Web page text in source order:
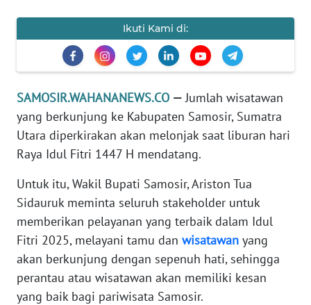
Ikuti Kami di:
SAMOSIR.WAHANANEWS.CO —Jumlah wisatawan
yang berkunjung ke Kabupaten Samosir, Sumatra
Utara diperkirakan akan melonjak saat liburan hari
Raya Idul Fitri 1447 H mendatang.
Untuk itu, Wakil Bupati Samosir, Ariston Tua
Sidauruk meminta seluruh stakeholder untuk
memberikan pelayanan yang terbaik dalam Idul
Fitri 2025, melayani tamu dan wisatawan yang
akan berkunjung dengan sepenuh hati, sehingga
perantau atau wisatawan akan memiliki kesan
yang baik bagi pariwisata Samosir.
Regional
WN
SUMUT
WN
JABAR
WN
BANTEN